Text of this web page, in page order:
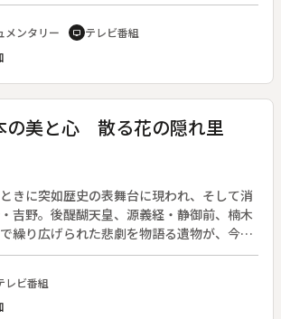
した。貧しさゆえに伝染病に倒れていく明
め、また未来の子孫のために日本初の私立
。世界の医学界を驚嘆させる数々の偉大な
メンタリー tv テレビ番組
の美と心 散る花の隠れ里
きに突如歴史の表舞台に現われ、そして消
吉野。後醍醐天皇、源義経・静御前、楠木
繰り広げられた悲劇を物語る遺物が、今も
いる。古今、“吉野”を歌い“吉野”を描
の数はおびただしい。遠く、天皇の離宮が
ど、吉野にまつわる古事をさぐり、残され
から吉野の「魔性」に迫り、歴史の数々を
レビ番組